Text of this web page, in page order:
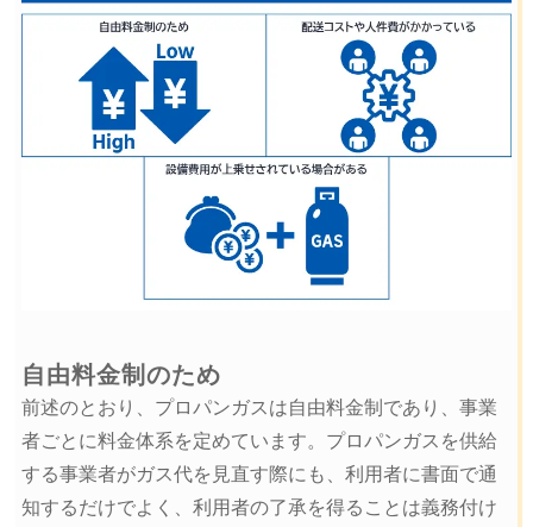
自由料金制のため
前述のとおり、プロパンガスは自由料金制であり、事業
者ごとに料金体系を定めています。プロパンガスを供給
する事業者がガス代を見直す際にも、利用者に書面で通
知するだけでよく、利用者の了承を得ることは義務付け